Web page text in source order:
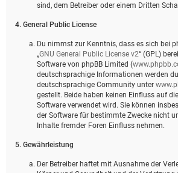
sind, dem Betreiber oder einem Dritten
4. General Public License
Du nimmst zur Kenntnis, dass es sich bei
„GNU General Public License v2“ (GPL)
Software von phpBB Limited (
deutschsprachige Informationen werden
deutschsprachige Community unter
gestellt. Beide haben keinen Einfluss auf
Software verwendet wird. Sie können
der Software für bestimmte Zwecke nicht
Inhalte fremder Foren Einfluss nehmen.
5. Gewährleistung
Der Betreiber haftet mit Ausnahme der